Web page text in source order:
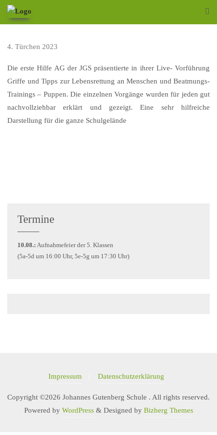
4. Türchen 2023
Die erste Hilfe AG der JGS präsentierte in ihrer Live- Vorführung
Griffe und Tipps zur Lebensrettung an Menschen und Beatmungs-
Trainings – Puppen. Die einzelnen Vorgänge wurden für jeden gut
nachvollziehbar erklärt und gezeigt. Eine sehr hilfreiche
Darstellung für die ganze Schulgelände
Termine
10.08.: Aufnahmefeier der 5. Klassen
(5a-5d um 16:00 Uhr, 5e-5g um 17:30 Uhr)
Impressum Datenschutzerklärung
Copyright ©2026 Johannes Gutenberg Schule . All rights reserved.
Powered by WordPress & Designed by Bizberg Themes